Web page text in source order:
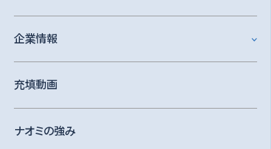
企業情報
充填動画
ナオミの強み